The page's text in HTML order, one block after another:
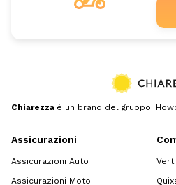
Chiarezza è un brand del gruppo
Assicurazioni
Assicurazioni Auto
Assicurazioni Moto
Verti